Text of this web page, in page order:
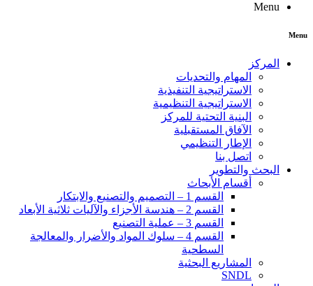
Menu
Menu
المركز
المهام والتحديات
الاستراتيجية التنفيذية
الاستراتيجية التنظيمية
البنية التحتية للمركز
الآفاق المستقبلية
الإطار التنظيمي
اتصل بنا
البحث والتطوير
أقسام الأبحاث
القسم 1 – التصميم والتصنيع والابتكار
القسم 2 – هندسة الأجزاء والآليات ثلاثية الأبعاد
القسم 3 – عملية التصنيع
القسم 4 – سلوك المواد والأضرار والمعالجة
السطحية
المشاريع البحثية
SNDL